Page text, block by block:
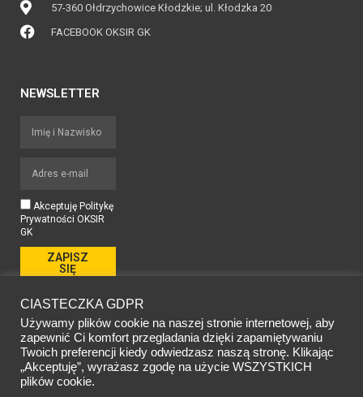
57-360 Ołdrzychowice Kłodzkie; ul. Kłodzka 20
FACEBOOK OKSIR GK
NEWSLETTER
Akceptuję Politykę
Prywatności OKSIR
GK
ZAPISZ
SIĘ
FACEBOOK
CIASTECZKA GDPR
Używamy plików cookie na naszej stronie internetowej, aby
zapewnić Ci komfort przegladania dzięki zapamiętywaniu
Twoich preferencji kiedy odwiedzasz naszą stronę. Klikając
„Akceptuję”, wyrażasz zgodę na użycie WSZYSTKICH
plików cookie.